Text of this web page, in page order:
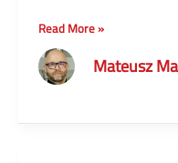
System
CRM
dla
Read More »
Mateusz